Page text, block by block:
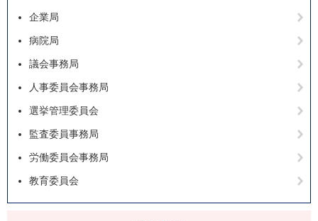
企業局
病院局
議会事務局
人事委員会事務局
選挙管理委員会
監査委員事務局
労働委員会事務局
教育委員会